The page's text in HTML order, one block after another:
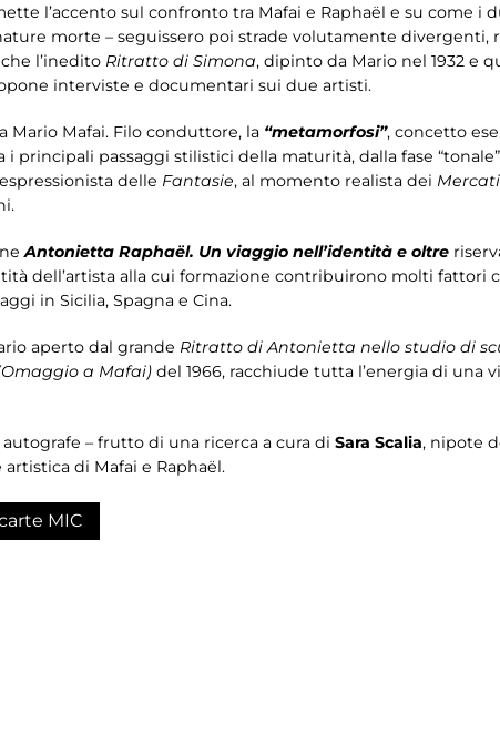
l’accento sul confronto tra Mafai e Raphaël e su come i
morte – seguissero poi strade volutamente divergenti,
l’inedito Ritratto di Simona, dipinto da Mario nel 1932 e
interviste e documentari sui due artisti.
Mario Mafai. Filo conduttore, la “metamorfosi”, concetto
principali passaggi stilistici della maturità, dalla fase
delle Fantasie, al momento realista dei Mercati
Antonietta Raphaël. Un viaggio nell’identità e oltre
dell’artista alla cui formazione contribuirono molti fattori
in Sicilia, Spagna e Cina.
aperto dal grande Ritratto di Antonietta nello studio di
a Mafai) del 1966, racchiude tutta l’energia di una
– frutto di una ricerca a cura di Sara Scalia, nipote
di Mafai e Raphaël.
MIC